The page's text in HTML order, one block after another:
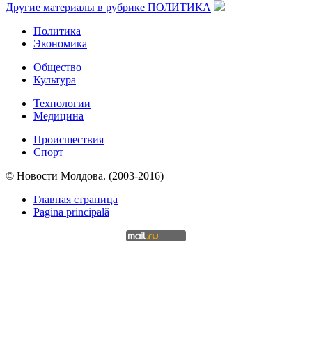
Другие материалы в рубрике ПОЛИТИКА
Политика
Экономика
Общество
Культура
Технологии
Медицина
Происшествия
Спорт
© Новости Молдова. (2003-2016) —
Главная страница
Pagina principală